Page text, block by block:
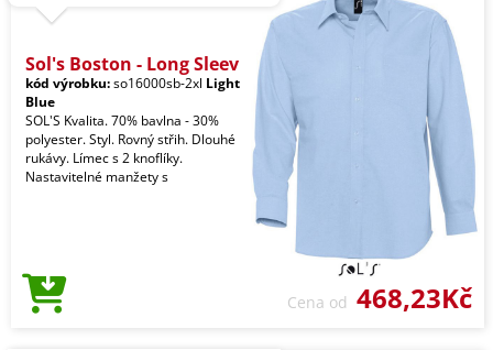
Sol's Boston - Long Sleev
kód výrobku:so16000sb-2xl Light
Blue
SOL'S Kvalita. 70% bavlna - 30%
polyester. Styl. Rovný střih. Dlouhé
rukávy. Límec s 2 knoflíky.
Nastavitelné manžety s
Cena od 468,23Kč